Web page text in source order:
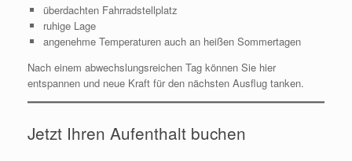
überdachten Fahrradstellplatz
ruhige Lage
angenehme Temperaturen auch an heißen Sommertagen
Nach einem abwechslungsreichen Tag können Sie hier
entspannen und neue Kraft für den nächsten Ausflug tanken.
Jetzt Ihren Aufenthalt buchen